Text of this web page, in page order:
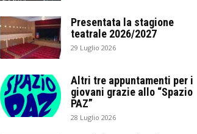
Presentata la stagione
teatrale 2026/2027
29 Luglio 2026
Altri tre appuntamenti per i
giovani grazie allo “Spazio
PAZ”
28 Luglio 2026